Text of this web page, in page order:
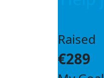
Raised
€289